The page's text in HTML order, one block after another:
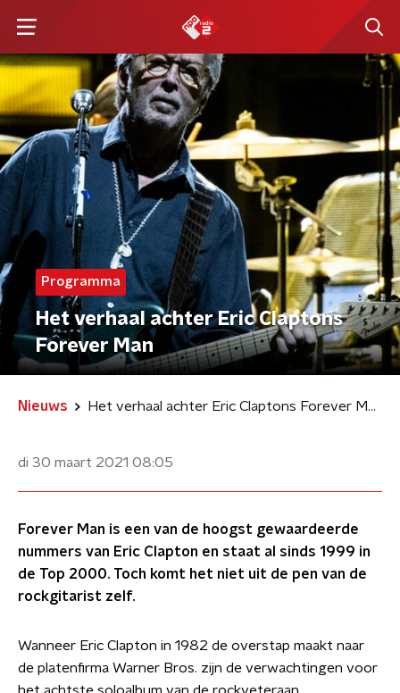
Programma
Het verhaal achter Eric Claptons
Forever Man
Nieuws Het verhaal achter Eric Claptons Forever Man
di 30 maart 2021 08:05
Forever Man is een van de hoogst gewaardeerde
nummers van Eric Clapton en staat al sinds 1999 in
de Top 2000. Toch komt het niet uit de pen van de
rockgitarist zelf.
Wanneer Eric Clapton in 1982 de overstap maakt naar
de platenfirma Warner Bros. zijn de verwachtingen voor